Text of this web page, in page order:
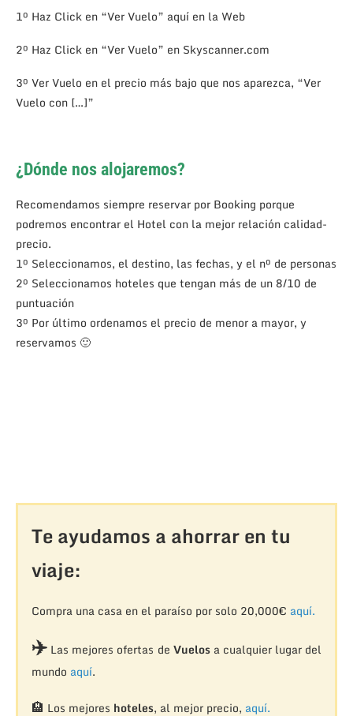
1º Haz Click en “Ver Vuelo” aquí en la Web
2º Haz Click en “Ver Vuelo” en Skyscanner.com
3º Ver Vuelo en el precio más bajo que nos aparezca, “Ver
Vuelo con […]”
¿Dónde nos alojaremos?
Recomendamos siempre reservar por Booking porque
podremos encontrar el Hotel con la mejor relación calidad-
precio.
1º Seleccionamos, el destino, las fechas, y el nº de personas
2º Seleccionamos hoteles que tengan más de un 8/10 de
puntuación
3º Por último ordenamos el precio de menor a mayor, y
reservamos 🙂
Te ayudamos a ahorrar en tu
viaje:
Compra una casa en el paraíso por solo 20,000€ aquí.
✈️Las mejores ofertas de Vuelosa cualquier lugar del
mundo aquí.
🏨 Los mejores hoteles, al mejor precio, aquí.